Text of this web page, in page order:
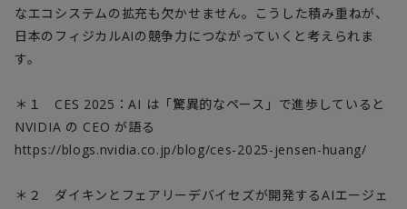
なエコシステムの拡充も欠かせません。こうした積み重ねが、
日本のフィジカルAIの競争力につながっていくと考えられま
す。
＊１ CES 2025 ：AI は「驚異的なペース」で進歩していると
NVIDIA の CEO が語る
https://blogs.nvidia.co.jp/blog/ces-2025-jensen-huang/
＊２ ダイキンとフェアリーデバイセズが開発するAIエージェ